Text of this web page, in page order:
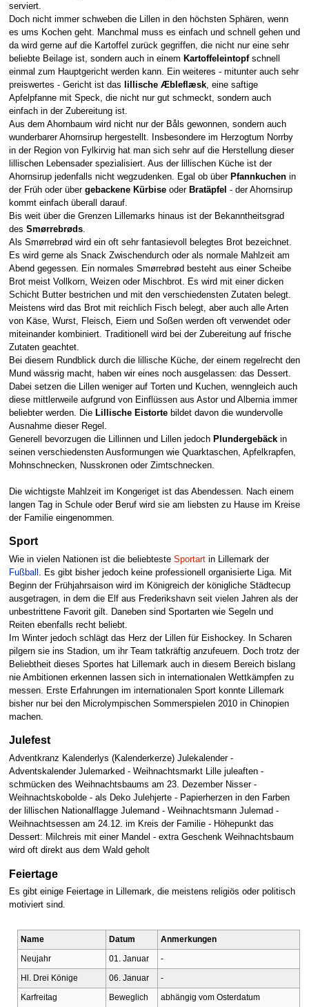
serviert.
Doch nicht immer schweben die Lillen in den höchsten Sphären, wenn
es ums Kochen geht. Manchmal muss es einfach und schnell gehen und
da wird gerne auf die Kartoffel zurück gegriffen, die nicht nur eine sehr
beliebte Beilage ist, sondern auch in einem Kartoffeleintopfschnell
einmal zum Hauptgericht werden kann. Ein weiteres - mitunter auch sehr
preiswertes - Gericht ist das
lillische Æbleflæsk, eine saftige
Apfelpfanne mit Speck, die nicht nur gut schmeckt, sondern auch
einfach in der Zubereitung ist.
Aus dem Ahornbaum wird nicht nur der Båls gewonnen, sondern auch
wunderbarer Ahornsirup hergestellt. Insbesondere im Herzogtum Norrby
in der Region von Fylkirvig hat man sich sehr auf die Herstellung dieser
lillischen Lebensader spezialisiert. Aus der lillischen Küche ist der
Ahornsirup jedenfalls nicht wegzudenken. Egal ob über Pfannkuchenin
der Früh oder über gebackene Kürbiseoder Bratäpfel - der Ahornsirup
kommt einfach überall darauf.
Bis weit über die Grenzen Lillemarks hinaus ist der Bekanntheitsgrad
des Smørrebrøds.
Als Smørrebrød wird ein oft sehr fantasievoll belegtes Brot bezeichnet.
Es wird gerne als Snack Zwischendurch oder als normale Mahlzeit am
Abend gegessen. Ein normales Smørrebrød besteht aus einer Scheibe
Brot meist Vollkorn, Weizen oder Mischbrot. Es wird mit einer dicken
Schicht Butter bestrichen und mit den verschiedensten Zutaten belegt.
Meistens wird das Brot mit reichlich Fisch belegt, aber auch alle Arten
von Käse, Wurst, Fleisch, Eiern und Soßen werden oft verwendet oder
miteinander kombiniert. Traditionell wird bei der Zubereitung auf frische
Zutaten geachtet.
Bei diesem Rundblick durch die lillische Küche, der einem regelrecht den
Mund wässrig macht, haben wir eines noch ausgelassen: das Dessert.
Dabei setzen die Lillen weniger auf Torten und Kuchen, wenngleich auch
diese mittlerweile aufgrund von Einflüssen aus Astor und Albernia immer
beliebter werden. Die Lillische Eistortebildet davon die wundervolle
Ausnahme dieser Regel.
Generell bevorzugen die Lillinnen und Lillen jedoch Plundergebäckin
seinen verschiedensten Ausformungen wie Quarktaschen, Apfelkrapfen,
Mohnschnecken, Nusskronen oder Zimtschnecken.
Die wichtigste Mahlzeit im Kongeriget ist das Abendessen. Nach einem
langen Tag in Schule oder Beruf wird sie am liebsten zu Hause im Kreise
der Familie eingenommen.
Sport
Wie in vielen Nationen ist die beliebteste Sportartin Lillemark der
Fußball . Es gibt bisher jedoch keine professionell organisierte Liga. Mit
Beginn der Frühjahrsaison wird im Königreich der königliche Städtecup
ausgetragen, in dem die Elf aus Frederikshavn seit vielen Jahren als der
unbestrittene Favorit gilt. Daneben sind Sportarten wie Segeln und
Reiten ebenfalls recht beliebt.
Im Winter jedoch schlägt das Herz der Lillen für Eishockey. In Scharen
pilgern sie ins Stadion, um ihr Team tatkräftig anzufeuern. Doch trotz der
Beliebtheit dieses Sportes hat Lillemark auch in diesem Bereich bislang
nie Ambitionen erkennen lassen sich in internationalen Wettkämpfen zu
messen. Erste Erfahrungen im internationalen Sport konnte Lillemark
bisher nur bei den Microlympischen Sommerspielen 2010 in Chinopien
machen.
Julefest
Adventkranz Kalenderlys (Kalenderkerze) Julekalender -
Adventskalender Julemarked - Weihnachtsmarkt Lille juleaften -
schmücken des Weihnachtsbaums am 23. Dezember Nisser -
Weihnachtskobolde - als Deko Julehjerte - Papierherzen in den Farben
der lillischen Nationalflagge Julemand - Weihnachtsmann Julemad -
Weihnachtsessen am 24.12. im Kreis der Familie - Höhepunkt das
Dessert: Milchreis mit einer Mandel - extra Geschenk Weihnachtsbaum
wird oft direkt aus dem Wald geholt
Feiertage
Es gibt einige Feiertage in Lillemark, die meistens religiös oder politisch
motiviert sind.
Name Datum
Anmerkungen
Neujahr
01. Januar
-
Hl. Drei Könige
06. Januar
-
Karfreitag
Beweglich abhängig vom Osterdatum